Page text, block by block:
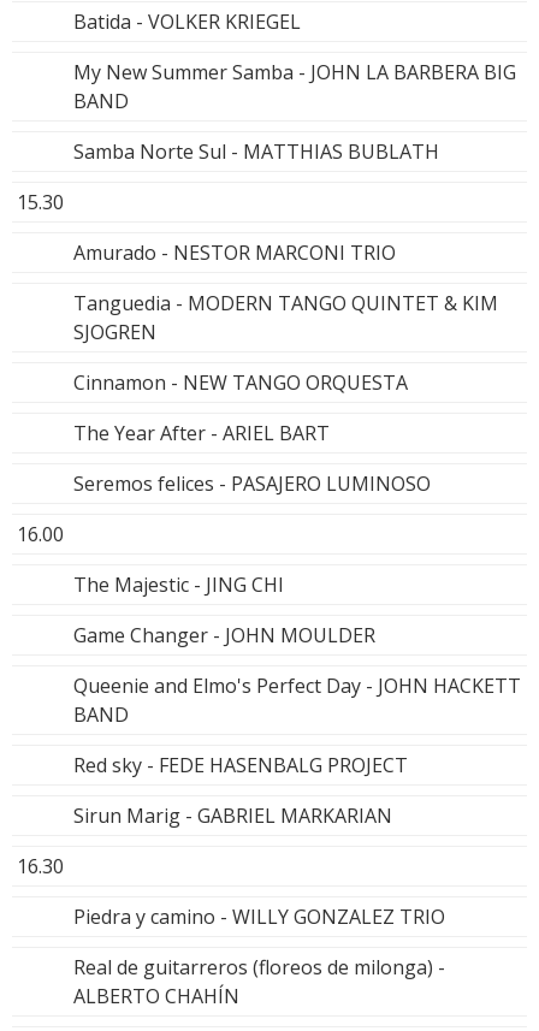
Batida - VOLKER KRIEGEL
My New Summer Samba - JOHN LA BARBERA BIG
BAND
Samba Norte Sul - MATTHIAS BUBLATH
15.30
Amurado - NESTOR MARCONI TRIO
Tanguedia - MODERN TANGO QUINTET & KIM
SJOGREN
Cinnamon - NEW TANGO ORQUESTA
The Year After - ARIEL BART
Seremos felices - PASAJERO LUMINOSO
16.00
The Majestic - JING CHI
Game Changer - JOHN MOULDER
Queenie and Elmo's Perfect Day - JOHN HACKETT
BAND
Red sky - FEDE HASENBALG PROJECT
Sirun Marig - GABRIEL MARKARIAN
16.30
Piedra y camino - WILLY GONZALEZ TRIO
Real de guitarreros (floreos de milonga) -
ALBERTO CHAHÍN